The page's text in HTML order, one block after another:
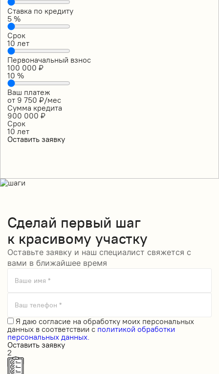
Ставка по кредиту
5 %
Срок
10 лет
Первоначальный взнос
100 000 ₽
10 %
Ваш платеж
от 9 750 ₽/мес
Сумма кредита
900 000 ₽
Срок
10 лет
Оставить заявку
Сделай первый шаг
к красивому участку
Оставьте заявку и наш специалист свяжется с
вами в ближайшее время
Ваше имя *
Ваш телефон *
Я даю согласие на обработку моих персональных
данных в соответствии с политикой обработки
персональных данных.
Оставить заявку
2